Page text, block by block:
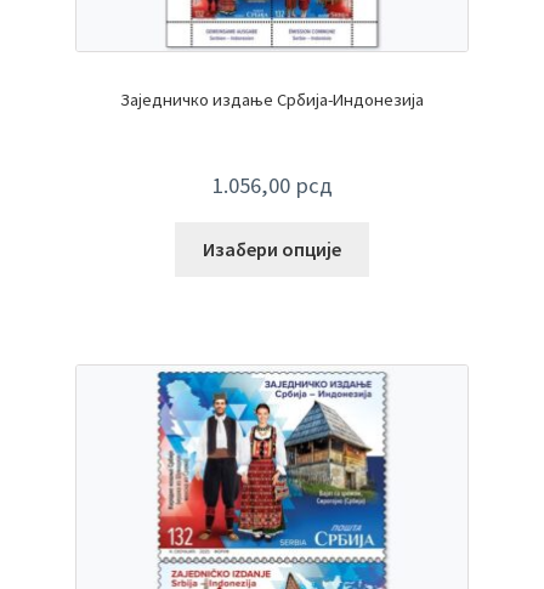
Заједничко издање Србија-Индонезија
1.056,00 рсд
Изабери опције